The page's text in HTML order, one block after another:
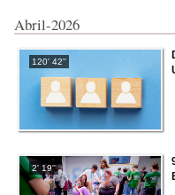
Abril-2026
120' 42''
2' 19''